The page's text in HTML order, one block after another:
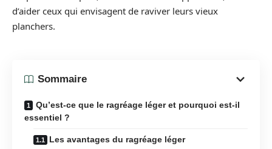
d’aider ceux qui envisagent de raviver leurs vieux
planchers.
Sommaire
Qu’est-ce que le ragréage léger et pourquoi est-il
essentiel ?
Les avantages du ragréage léger